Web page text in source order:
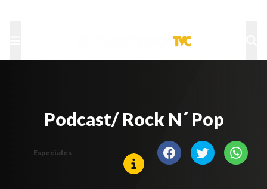
Especiales
Podcast/ Rock N´ Pop